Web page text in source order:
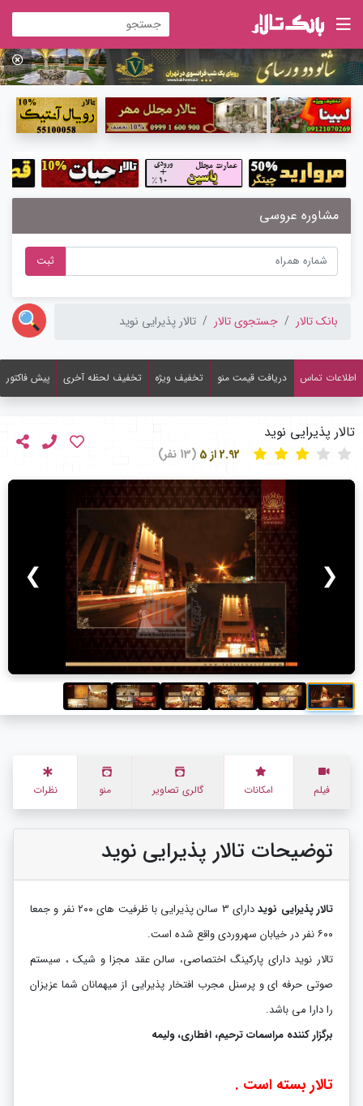
مشاوره عروسی
ثبت
بانک تالار جستجوی تالار تالار پذیرایی نوید
اطلاعات تماس دریافت قیمت منو تخفیف ویژه تخفیف لحظه آخری پیش فاکتور
تالار پذیرایی نوید
(13 نفر)
❮
❯
فیلم امکانات گالری تصاویر منو نظرات
توضیحات تالار پذیرایی نوید
تالار پذیرایی نوید
دارای 3 سالن پذیرایی با ظرفیت های ۲۰۰ نفر و جمعا
۶۰۰ نفر در خیابان سهروردی واقع شده است.
تالار نوید دارای پارکینگ اختصاصی، سالن عقد مجزا و شیک ، سیستم
صوتی حرفه ای و پرسنل مجرب افتخار پذیرایی از میهمانان شما عزیزان
را دارا می باشد.
برگزار کننده مراسماتترحیم، افطاری، ولیمه
تالار بسته است .